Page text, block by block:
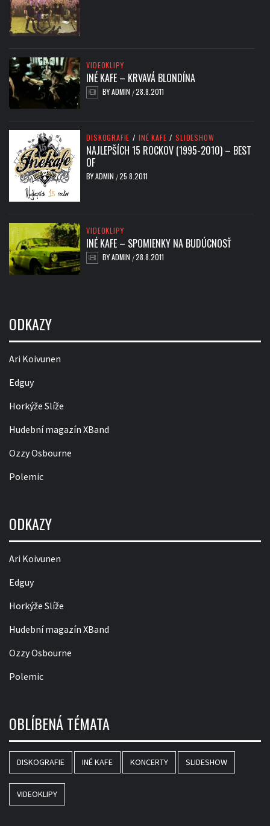
VIDEOKLIPY
INÉ KAFE – KRVAVÁ BLONDÍNA
BYADMIN /28.8.2011
DISKOGRAFIE / INÉ KAFE / SLIDESHOW
NAJLEPŠÍCH 15 ROCKOV (1995-2010) – BEST
OF
BYADMIN /25.8.2011
VIDEOKLIPY
INÉ KAFE – SPOMIENKY NA BUDÚCNOSŤ
BYADMIN /28.8.2011
ODKAZY
Ari Koivunen
Edguy
Horkýže Slíže
Hudební magazín XBand
Ozzy Osbourne
Polemic
ODKAZY
Ari Koivunen
Edguy
Horkýže Slíže
Hudební magazín XBand
Ozzy Osbourne
Polemic
OBLÍBENÁ TÉMATA
DISKOGRAFIE INÉ KAFE KONCERTY SLIDESHOW
VIDEOKLIPY